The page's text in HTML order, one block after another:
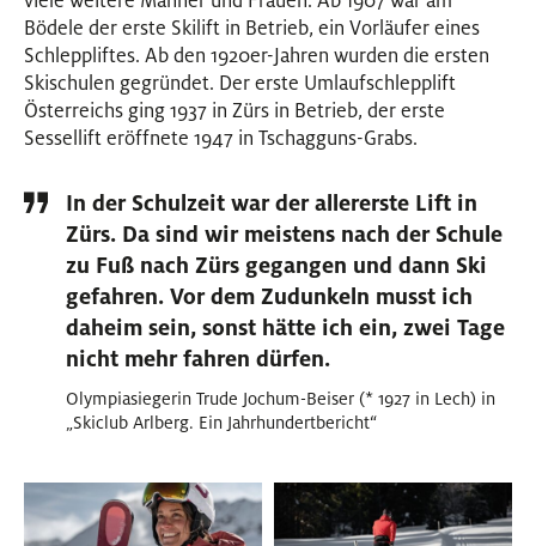
Bödele der erste Skilift in Betrieb, ein Vorläufer eines
Schleppliftes. Ab den 1920er-Jahren wurden die ersten
Skischulen gegründet. Der erste Umlaufschlepplift
Österreichs ging 1937 in Zürs in Betrieb, der erste
Sessellift eröffnete 1947 in Tschagguns-Grabs.
In der Schulzeit war der allererste Lift in
Zürs. Da sind wir meistens nach der Schule
zu Fuß nach Zürs gegangen und dann Ski
gefahren. Vor dem Zudunkeln musst ich
daheim sein, sonst hätte ich ein, zwei Tage
nicht mehr fahren dürfen.
Olympiasiegerin Trude Jochum-Beiser (* 1927 in Lech) in
„Skiclub Arlberg. Ein Jahrhundertbericht“